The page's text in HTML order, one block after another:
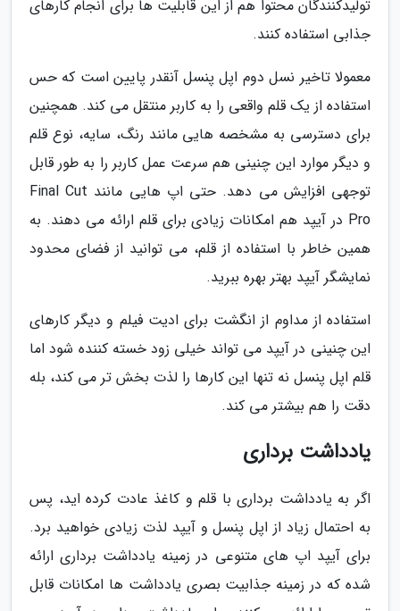
تولیدکنندگان محتوا هم از این قابلیت ها برای انجام کارهای
جذابی استفاده کنند.
معمولا تاخیر نسل دوم اپل پنسل آنقدر پایین است که حس
استفاده از یک قلم واقعی را به کاربر منتقل می کند. همچنین
برای دسترسی به مشخصه هایی مانند رنگ، سایه، نوع قلم
و دیگر موارد این چنینی هم سرعت عمل کاربر را به طور قابل
توجهی افزایش می دهد. حتی اپ هایی مانند Final Cut
Pro در آیپد هم امکانات زیادی برای قلم ارائه می دهند. به
همین خاطر با استفاده از قلم، می توانید از فضای محدود
نمایشگر آیپد بهتر بهره ببرید.
استفاده از مداوم از انگشت برای ادیت فیلم و دیگر کارهای
این چنینی در آیپد می تواند خیلی زود خسته کننده شود اما
قلم اپل پنسل نه تنها این کارها را لذت بخش تر می کند، بله
دقت را هم بیشتر می کند.
یادداشت برداری
اگر به یادداشت برداری با قلم و کاغذ عادت کرده اید، پس
به احتمال زیاد از اپل پنسل و آیپد لذت زیادی خواهید برد.
برای آیپد اپ های متنوعی در زمینه یادداشت برداری ارائه
شده که در زمینه جذابیت بصری یادداشت ها امکانات قابل